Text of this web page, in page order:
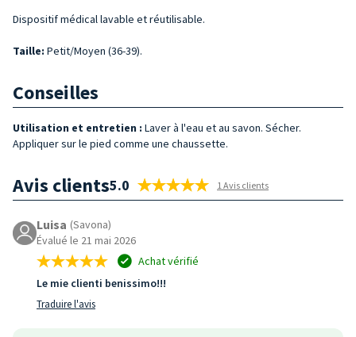
Dispositif médical lavable et réutilisable.
Taille: Petit/Moyen (36-39).
Conseilles
Utilisation et entretien : Laver à l'eau et au savon. Sécher.
Appliquer sur le pied comme une chaussette.
Avis clients5.0 1 Avis clients
Luisa (Savona)
Évalué le 21 mai 2026
Achat vérifié
Le mie clienti benissimo!!!
Traduire l'avis